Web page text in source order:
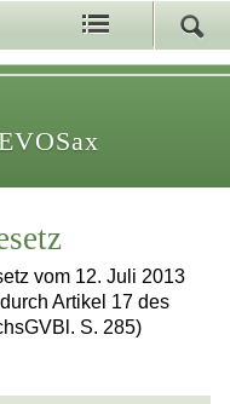
vom 12. Juli 2013
Artikel 17 des
S. 285)